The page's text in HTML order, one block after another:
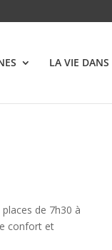
LA VIE
places de 7h30 à
confort et